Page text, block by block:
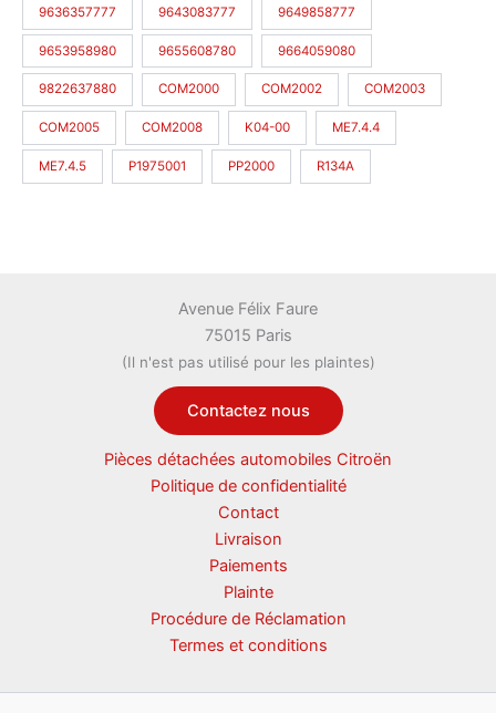
9636357777 9643083777 9649858777
9653958980 9655608780 9664059080
9822637880 COM2000 COM2002 COM2003
COM2005 COM2008 K04-00 ME7.4.4
ME7.4.5 P1975001 PP2000 R134A
Avenue Félix Faure
75015 Paris
(Il n'est pas utilisé pour les plaintes)
Contactez nous
Pièces détachées automobiles Citroën
Politique de confidentialité
Contact
Livraison
Paiements
Plainte
Procédure de Réclamation
Termes et conditions